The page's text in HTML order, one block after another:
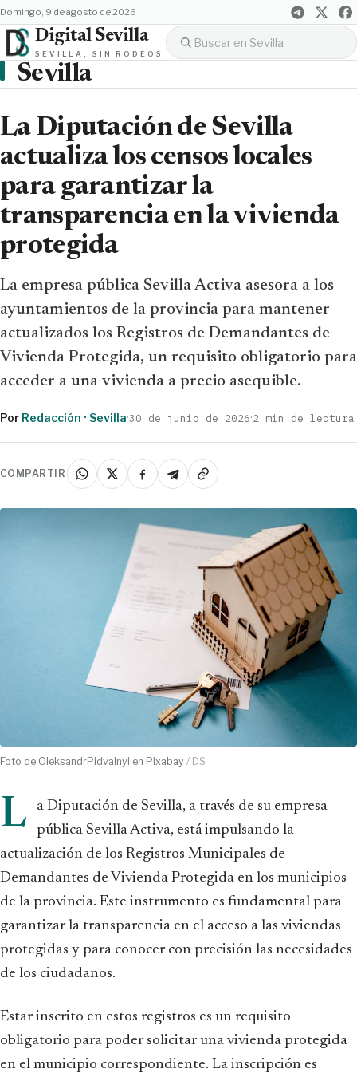
domingo, 9 de agosto de 2026
Digital Sevilla
SEVILLA, SIN RODEOS
Sevilla
La Diputación de Sevilla
actualiza los censos locales
para garantizar la
transparencia en la vivienda
protegida
La empresa pública Sevilla Activa asesora a los
ayuntamientos de la provincia para mantener
actualizados los Registros de Demandantes de
Vivienda Protegida, un requisito obligatorio para
acceder a una vivienda a precio asequible.
Por Redacción · Sevilla·30 de junio de 2026·2 min de lectura
COMPARTIR
Foto de OleksandrPidvalnyi en Pixabay / DS
L
a Diputación de Sevilla, a través de su empresa
pública Sevilla Activa, está impulsando la
actualización de los Registros Municipales de
Demandantes de Vivienda Protegida en los municipios
de la provincia. Este instrumento es fundamental para
garantizar la transparencia en el acceso a las viviendas
protegidas y para conocer con precisión las necesidades
de los ciudadanos.
Estar inscrito en estos registros es un requisito
obligatorio para poder solicitar una vivienda protegida
en el municipio correspondiente. La inscripción es